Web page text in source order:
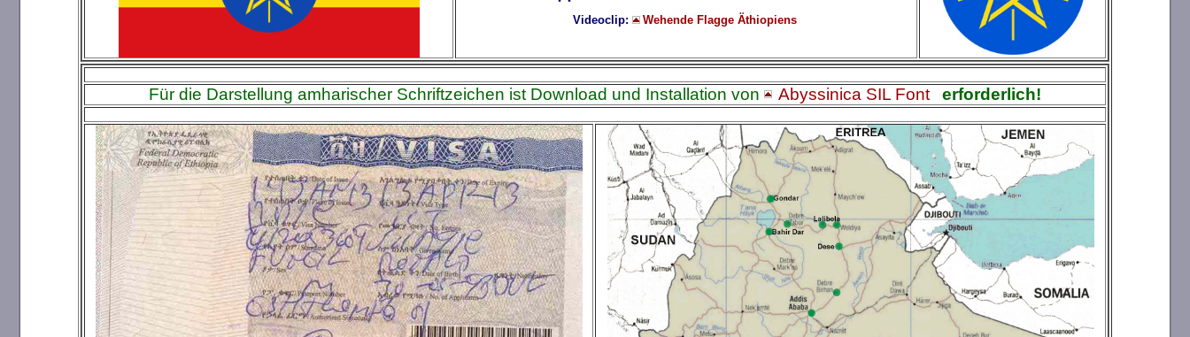
Videoclip: Wehende Flagge Äthiopiens
Für die Darstellung amharischer Schriftzeichen ist Download und Installation von Abyssinica SIL Font erforderlich!